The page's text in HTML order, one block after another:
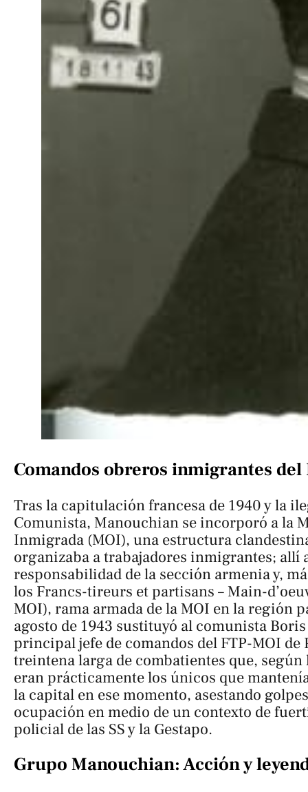
Comandos obreros inmigrantes del
Tras la capitulación francesa de 1940 y la
Comunista, Manouchian se incorporó a la
Inmigrada (MOI), una estructura
organizaba a trabajadores inmigrantes; allí
responsabilidad de la sección armenia y,
los Francs-tireurs et partisans – Main-
MOI), rama armada de la MOI en la región
agosto de 1943 sustituyó al comunista
principal jefe de comandos del FTP-MOI de
treintena larga de combatientes que,
eran prácticamente los únicos que
la capital en ese momento, asestando
ocupación en medio de un contexto de
policial de las SS y la Gestapo.
Grupo Manouchian: Acción y